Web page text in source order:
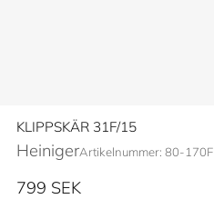
KLIPPSKÄR 31F/15
HeinigerArtikelnummer: 80-170F
Ordinarie
799 SEK